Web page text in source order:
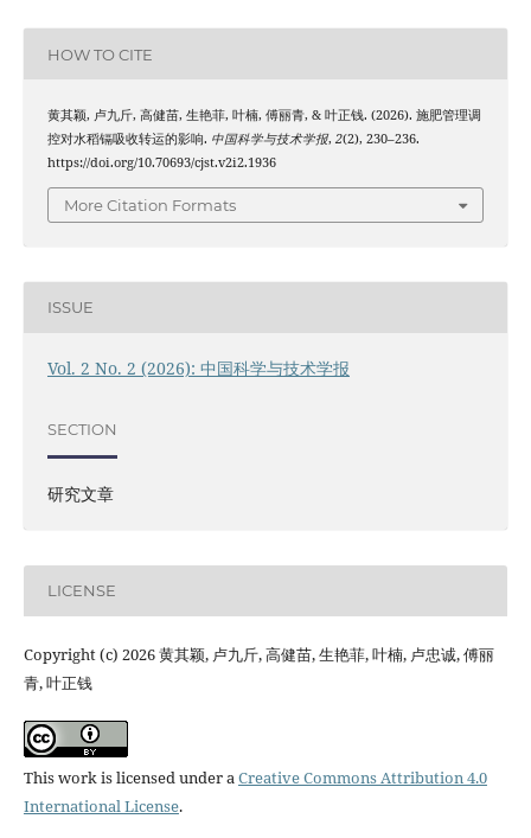
HOW TO CITE
黄其颖, 卢九斤, 高健苗, 生艳菲, 叶楠, 傅丽青, & 叶正钱. (2026). 施肥管理调
控对水稻镉吸收转运的影响. 中国科学与技术学报, 2(2), 230–236.
https://doi.org/10.70693/cjst.v2i2.1936
More Citation Formats
ISSUE
Vol. 2 No. 2 (2026): 中国科学与技术学报
SECTION
研究文章
LICENSE
Copyright (c) 2026 黄其颖, 卢九斤, 高健苗, 生艳菲, 叶楠, 卢忠诚, 傅丽
青, 叶正钱
This work is licensed under aCreative Commons Attribution 4.0
International License.